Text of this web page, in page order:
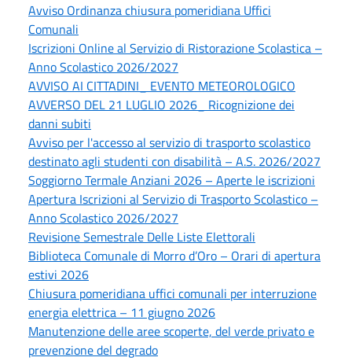
Avviso Ordinanza chiusura pomeridiana Uffici
Comunali
Iscrizioni Online al Servizio di Ristorazione Scolastica –
Anno Scolastico 2026/2027
AVVISO AI CITTADINI_ EVENTO METEOROLOGICO
AVVERSO DEL 21 LUGLIO 2026_ Ricognizione dei
danni subiti
Avviso per l'accesso al servizio di trasporto scolastico
destinato agli studenti con disabilità – A.S. 2026/2027
Soggiorno Termale Anziani 2026 – Aperte le iscrizioni
Apertura Iscrizioni al Servizio di Trasporto Scolastico –
Anno Scolastico 2026/2027
Revisione Semestrale Delle Liste Elettorali
Biblioteca Comunale di Morro d’Oro – Orari di apertura
estivi 2026
Chiusura pomeridiana uffici comunali per interruzione
energia elettrica – 11 giugno 2026
Manutenzione delle aree scoperte, del verde privato e
prevenzione del degrado